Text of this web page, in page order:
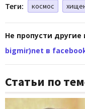
Теги: космос
Не пропусти
bigmir)net в
Статьи по